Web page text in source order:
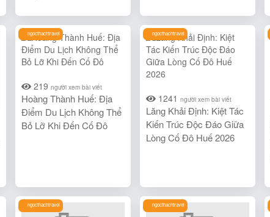
ngocthachtravel
219 người xem bài viết
Hoàng Thành Huế: Địa
Điểm Du Lịch Không Thể
Bỏ Lỡ Khi Đến Cố Đô
ngocthachtravel
1241 người xem bài viết
Lăng Khải Định: Kiệt Tác
Kiến Trúc Độc Đáo Giữa
Lòng Cố Đô Huế 2026
ngocthachtravel ngocthachtravel